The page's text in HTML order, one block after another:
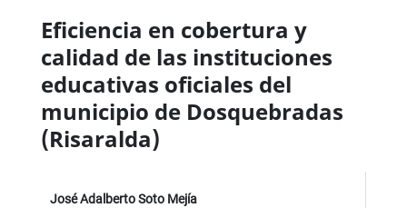
Eficiencia en cobertura y
calidad de las instituciones
educativas oficiales del
municipio de Dosquebradas
(Risaralda)
José Adalberto Soto Mejía